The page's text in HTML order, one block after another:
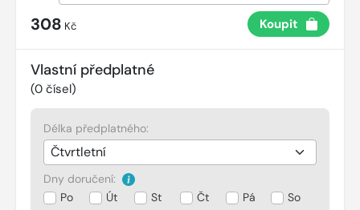
308 Kč Koupit
Vlastní předplatné
(0 čísel)
Délka předplatného:
Dny doručení:
Po
Út St Čt Pá So